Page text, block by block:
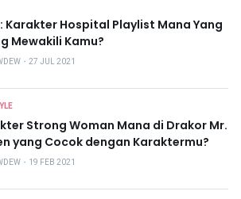
Karakter Hospital Playlist Mana Yang
Mewakili Kamu?
・ 27 JUL 2021
Strong Woman Mana di Drakor Mr.
yang Cocok dengan Karaktermu?
・ 19 FEB 2021